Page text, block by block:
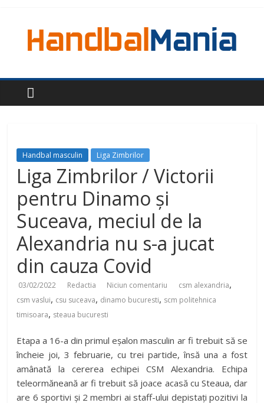
Handbal masculin Liga Zimbrilor
Liga Zimbrilor / Victorii
pentru Dinamo și
Suceava, meciul de la
Alexandria nu s-a jucat
din cauza Covid
03/02/2022 Redactia Niciun comentariu csm alexandria,
csm vaslui, csu suceava, dinamo bucuresti, scm politehnica
timisoara, steaua bucuresti
Etapa a 16-a din primul eșalon masculin ar fi trebuit să se
încheie joi, 3 februarie, cu trei partide, însă una a fost
amânată la cererea echipei CSM Alexandria. Echipa
teleormăneană ar fi trebuit să joace acasă cu Steaua, dar
are 6 sportivi și 2 membri ai staff-ului depistați pozitivi la